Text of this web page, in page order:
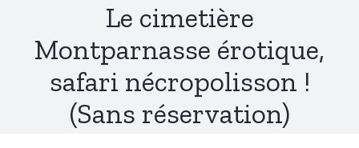
Le cimetière
Montparnasse érotique,
safari nécropolisson !
(Sans réservation)